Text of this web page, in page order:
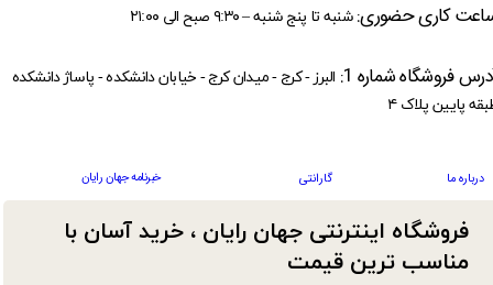
فروشگاه اینترنتی جهان رایان ، خرید آسان با
مناسب ترین قیمت​​​​​​​
کاری حضوری: شنبه تا پنج شنبه – ۹:۳۰ صبح الی ۲۱:۰۰
درباره ما گارانتی خبرنامه جهان رایان
فروشگاه شماره 1:
البرز - کرج - میدان کرج - خیابان دانشکده - پاساژ دانشکده
پایین پلاک ۴